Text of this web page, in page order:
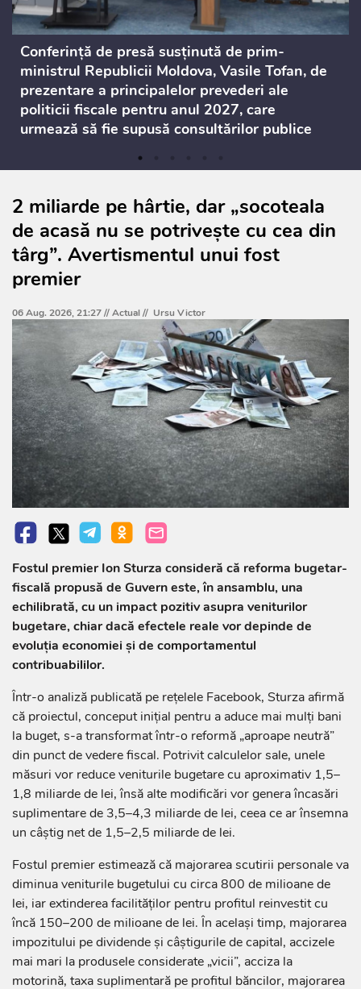
Conferință de presă susținută de prim-
ministrul Republicii Moldova, Vasile Tofan, de
prezentare a principalelor prevederi ale
politicii fiscale pentru anul 2027, care
urmează să fie supusă consultărilor publice
2 miliarde pe hârtie, dar „socoteala
de acasă nu se potrivește cu cea din
târg”. Avertismentul unui fost
premier
06 Aug. 2026, 21:27 //Actual// Ursu Victor
Fostul premier Ion Sturza consideră că reforma bugetar-
fiscală propusă de Guvern este, în ansamblu, una
echilibrată, cu un impact pozitiv asupra veniturilor
bugetare, chiar dacă efectele reale vor depinde de
evoluția economiei și de comportamentul
contribuabililor.
Într-o analiză publicată pe rețelele Facebook, Sturza afirmă
că proiectul, conceput inițial pentru a aduce mai mulți bani
la buget, s-a transformat într-o reformă „aproape neutră”
din punct de vedere fiscal. Potrivit calculelor sale, unele
măsuri vor reduce veniturile bugetare cu aproximativ 1,5–
1,8 miliarde de lei, însă alte modificări vor genera încasări
suplimentare de 3,5–4,3 miliarde de lei, ceea ce ar însemna
un câștig net de 1,5–2,5 miliarde de lei.
Fostul premier estimează că majorarea scutirii personale va
diminua veniturile bugetului cu circa 800 de milioane de
lei, iar extinderea facilităților pentru profitul reinvestit cu
încă 150–200 de milioane de lei. În același timp, majorarea
impozitului pe dividende și câștigurile de capital, accizele
mai mari la produsele considerate „vicii”, acciza la
motorină, taxa suplimentară pe profitul băncilor, majorarea